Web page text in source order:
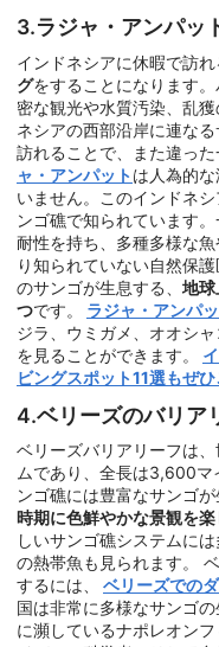
3.ラジャ・アンパッ
インドネシアに休暇で訪
グをすることになります
密な観光や水質汚染、乱
ネシアの西部沿岸に連な
訪れることで、また違っ
ャ・アンパットは人為的
いません。このインドネ
ンゴ礁で知られています
耐性を持ち、多種多様な
り知られていない自然保
のサンゴが生息する、 地
つです。 ラジャ・アンパ
ジラ、ウミガメ、オオシ
を見ることができます。
ビングスポット11選もぜひ
4.ベリーズのバリア
ベリーズバリアリーフは
ムであり、全長は3,600
ンゴ礁には豊富なサンゴが
時期に色鮮やかな景観を楽
しいサンゴ礁システムに
の熱帯魚も見られます。
するには、
ベリーズでの
国は非常に多様なサンゴ
に瀕しているナポレオン